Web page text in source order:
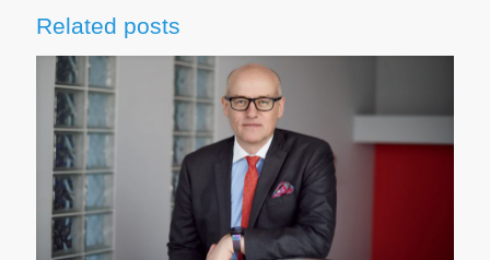
Related posts